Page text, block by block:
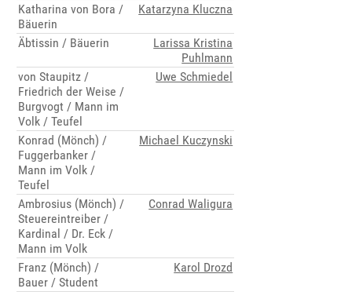
Katharina von Bora /
Bäuerin
Katarzyna Kluczna
Äbtissin / Bäuerin
Larissa Kristina
Puhlmann
von Staupitz /
Friedrich der Weise /
Burgvogt / Mann im
Volk / Teufel
Uwe Schmiedel
Konrad (Mönch) /
Fuggerbanker /
Mann im Volk /
Teufel
Michael Kuczynski
Ambrosius (Mönch) /
Steuereintreiber /
Kardinal / Dr. Eck /
Mann im Volk
Conrad Waligura
Franz (Mönch) /
Bauer / Student
Karol Drozd